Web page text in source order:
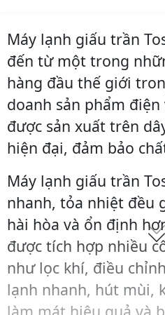
Máy lạnh giấu trần
đến từ một trong
hàng đầu thế giới
doanh sản phẩm
được sản xuất trên
hiện đại, đảm bảo
Máy lạnh giấu trần
nhanh, tỏa nhiệt đều
hài hòa và ổn định
được tích hợp nhiều
như lọc khí, điều
lạnh nhanh, hút mùi,